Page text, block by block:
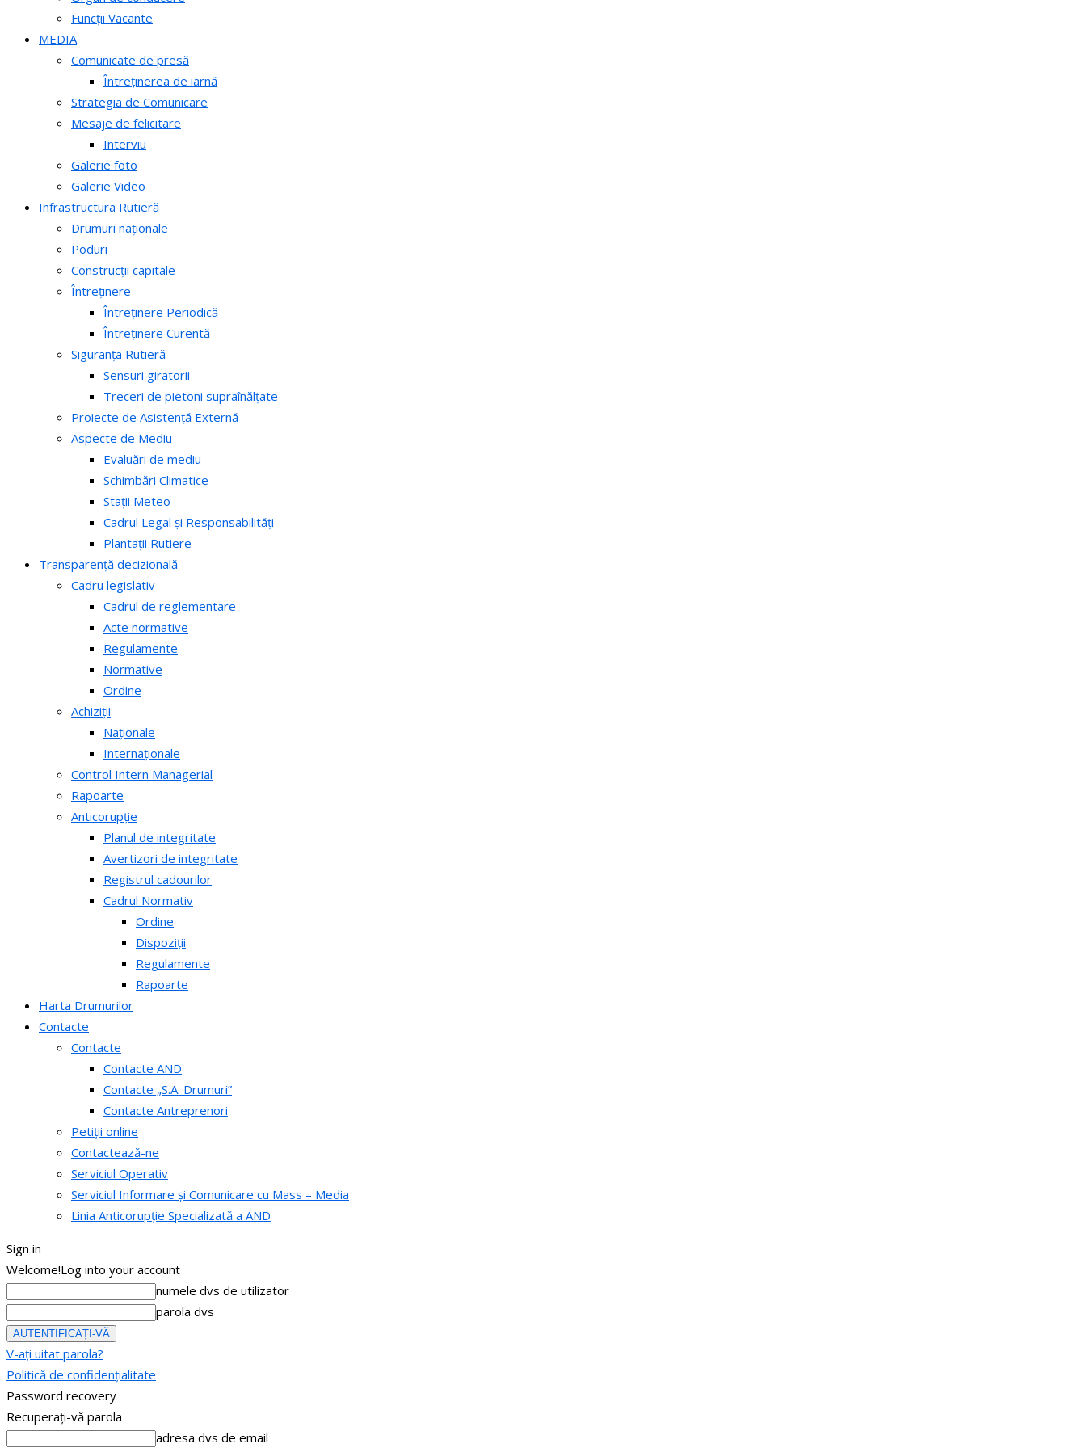
Funcții Vacante
MEDIA
Comunicate de presă
Întreținerea de iarnă
Strategia de Comunicare
Mesaje de felicitare
Interviu
Galerie foto
Galerie Video
Infrastructura Rutieră
Drumuri naționale
Poduri
Construcții capitale
Întreținere
Întreținere Periodică
Întreținere Curentă
Siguranța Rutieră
Sensuri giratorii
Treceri de pietoni supraînălțate
Proiecte de Asistență Externă
Aspecte de Mediu
Evaluări de mediu
Schimbări Climatice
Stații Meteo
Cadrul Legal și Responsabilități
Plantații Rutiere
Transparență decizională
Cadru legislativ
Cadrul de reglementare
Acte normative
Regulamente
Normative
Ordine
Achiziții
Naționale
Internaționale
Control Intern Managerial
Rapoarte
Anticorupție
Planul de integritate
Avertizori de integritate
Registrul cadourilor
Cadrul Normativ
Ordine
Dispoziții
Regulamente
Rapoarte
Harta Drumurilor
Contacte
Contacte
Contacte AND
Contacte „S.A. Drumuri”
Contacte Antreprenori
Petiții online
Contactează-ne
Serviciul Operativ
Serviciul Informare și Comunicare cu Mass – Media
Linia Anticorupție Specializată a AND
Sign in
Welcome!Log into your account
numele dvs de utilizator
parola dvs
V-ați uitat parola?
Politică de confidențialitate
Password recovery
Recuperați-vă parola
adresa dvs de email